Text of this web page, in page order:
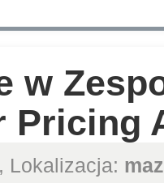
w
Pricing
, Lokalizacja: